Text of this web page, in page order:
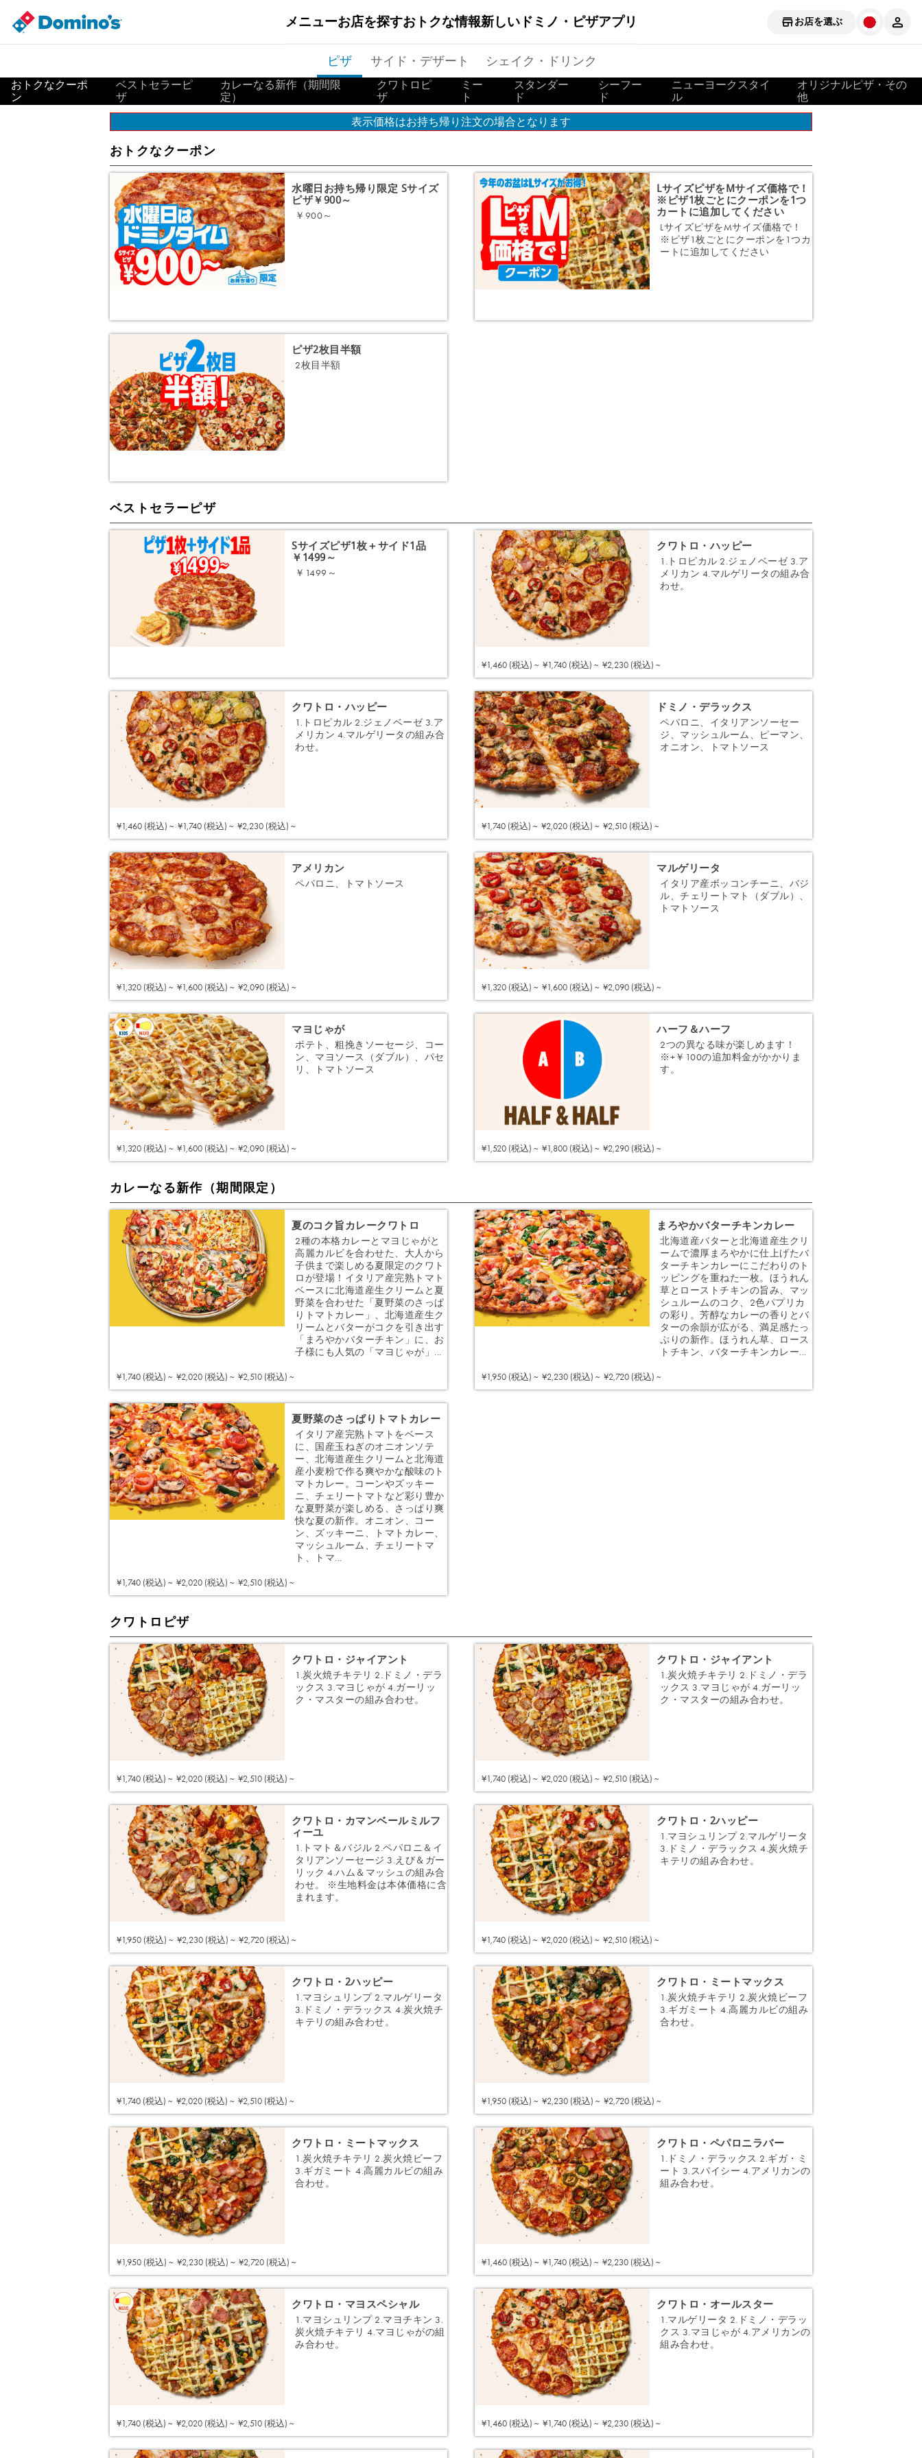
お店を選ぶ
メニューお店を探すおトクな情報新しいドミノ・ピザアプリ
ピザ
おトクなクーポ
ン
ベストセラーピ
ザ
カレーなる新作（期間限
定）
クワトロピ
ザ
ミー
ト
スタンダー
ド
シーフー
ド
ニューヨークスタイ
ル
オリジナルピザ・その
他
サイド・デザート シェイク・ドリンク
表示価格はお持ち帰り注文の場合となります
おトクなクーポン
水曜日お持ち帰り限定 Sサイズ
ピザ￥900～
￥900～
LサイズピザをMサイズ価格で！
※ピザ1枚ごとにクーポンを1つ
カートに追加してください
LサイズピザをMサイズ価格で！
※ピザ1枚ごとにクーポンを1つカ
ートに追加してください
ピザ2枚目半額
2枚目半額
ベストセラーピザ
Sサイズピザ1枚＋サイド1品
￥1499～
￥1499～
クワトロ・ハッピー
1.トロピカル 2.ジェノベーゼ 3.ア
メリカン 4.マルゲリータの組み合
わせ。
¥1,460 (税込) ~ ¥1,740 (税込) ~ ¥2,230 (税込) ~
クワトロ・ハッピー
1.トロピカル 2.ジェノベーゼ 3.ア
メリカン 4.マルゲリータの組み合
わせ。
¥1,460 (税込) ~ ¥1,740 (税込) ~ ¥2,230 (税込) ~
ドミノ・デラックス
ペパロニ、イタリアンソーセー
ジ、マッシュルーム、ピーマン、
オニオン、トマトソース
¥1,740 (税込) ~ ¥2,020 (税込) ~ ¥2,510 (税込) ~
アメリカン
ペパロニ、トマトソース
¥1,320 (税込) ~ ¥1,600 (税込) ~ ¥2,090 (税込) ~
マルゲリータ
イタリア産ボッコンチーニ、バジ
ル、チェリートマト（ダブル）、
トマトソース
¥1,320 (税込) ~ ¥1,600 (税込) ~ ¥2,090 (税込) ~
マヨじゃが
ポテト、粗挽きソーセージ、コー
ン、マヨソース（ダブル）、パセ
リ、トマトソース
¥1,320 (税込) ~ ¥1,600 (税込) ~ ¥2,090 (税込) ~
ハーフ＆ハーフ
2つの異なる味が楽しめます！
※+￥100の追加料金がかかりま
す。
¥1,520 (税込) ~ ¥1,800 (税込) ~ ¥2,290 (税込) ~
カレーなる新作（期間限定）
夏のコク旨カレークワトロ
2種の本格カレーとマヨじゃがと
高麗カルビを合わせた、大人から
子供まで楽しめる夏限定のクワト
ロが登場！イタリア産完熟トマト
ベースに北海道産生クリームと夏
野菜を合わせた「夏野菜のさっぱ
りトマトカレー」、北海道産生ク
リームとバターがコクを引き出す
「まろやかバターチキン」に、お
子様にも人気の「マヨじゃが」...
¥1,740 (税込) ~ ¥2,020 (税込) ~ ¥2,510 (税込) ~
まろやかバターチキンカレー
北海道産バターと北海道産生クリ
ームで濃厚まろやかに仕上げたバ
ターチキンカレーにこだわりのト
ッピングを重ねた一枚。ほうれん
草とローストチキンの旨み、マッ
シュルームのコク、2色パプリカ
の彩り。芳醇なカレーの香りとバ
ターの余韻が広がる、満足感たっ
ぷりの新作。ほうれん草、ロース
トチキン、バターチキンカレー...
¥1,950 (税込) ~ ¥2,230 (税込) ~ ¥2,720 (税込) ~
夏野菜のさっぱりトマトカレー
イタリア産完熟トマトをベース
に、国産玉ねぎのオニオンソテ
ー、北海道産生クリームと北海道
産小麦粉で作る爽やかな酸味のト
マトカレー。コーンやズッキー
ニ、チェリートマトなど彩り豊か
な夏野菜が楽しめる、さっぱり爽
快な夏の新作。オニオン、コー
ン、ズッキーニ、トマトカレー、
マッシュルーム、チェリートマ
ト、トマ...
¥1,740 (税込) ~ ¥2,020 (税込) ~ ¥2,510 (税込) ~
クワトロピザ
クワトロ・ジャイアント
1.炭火焼チキテリ 2.ドミノ・デラ
ックス 3.マヨじゃが 4.ガーリッ
ク・マスターの組み合わせ。
¥1,740 (税込) ~ ¥2,020 (税込) ~ ¥2,510 (税込) ~
クワトロ・ジャイアント
1.炭火焼チキテリ 2.ドミノ・デラ
ックス 3.マヨじゃが 4.ガーリッ
ク・マスターの組み合わせ。
¥1,740 (税込) ~ ¥2,020 (税込) ~ ¥2,510 (税込) ~
クワトロ・カマンベールミルフ
ィーユ
1.トマト＆バジル 2.ペパロニ＆イ
タリアンソーセージ 3.えび＆ガー
リック 4.ハム＆マッシュの組み合
わせ。 ※生地料金は本体価格に含
まれます。
¥1,950 (税込) ~ ¥2,230 (税込) ~ ¥2,720 (税込) ~
クワトロ・2ハッピー
1.マヨシュリンプ 2.マルゲリータ
3.ドミノ・デラックス 4.炭火焼チ
キテリの組み合わせ。
¥1,740 (税込) ~ ¥2,020 (税込) ~ ¥2,510 (税込) ~
クワトロ・2ハッピー
1.マヨシュリンプ 2.マルゲリータ
3.ドミノ・デラックス 4.炭火焼チ
キテリの組み合わせ。
¥1,740 (税込) ~ ¥2,020 (税込) ~ ¥2,510 (税込) ~
クワトロ・ミートマックス
1.炭火焼チキテリ 2.炭火焼ビーフ
3.ギガミート 4.高麗カルビの組み
合わせ。
¥1,950 (税込) ~ ¥2,230 (税込) ~ ¥2,720 (税込) ~
クワトロ・ミートマックス
1.炭火焼チキテリ 2.炭火焼ビーフ
3.ギガミート 4.高麗カルビの組み
合わせ。
¥1,950 (税込) ~ ¥2,230 (税込) ~ ¥2,720 (税込) ~
クワトロ・ペパロニラバー
1.ドミノ・デラックス 2.ギガ・ミ
ート 3.スパイシー 4.アメリカンの
組み合わせ。
¥1,460 (税込) ~ ¥1,740 (税込) ~ ¥2,230 (税込) ~
クワトロ・マヨスペシャル
1.マヨシュリンプ 2.マヨチキン 3.
炭火焼チキテリ 4.マヨじゃがの組
み合わせ。
¥1,740 (税込) ~ ¥2,020 (税込) ~ ¥2,510 (税込) ~
クワトロ・オールスター
1.マルゲリータ 2.ドミノ・デラッ
クス 3.マヨじゃが 4.アメリカンの
組み合わせ。
¥1,460 (税込) ~ ¥1,740 (税込) ~ ¥2,230 (税込) ~